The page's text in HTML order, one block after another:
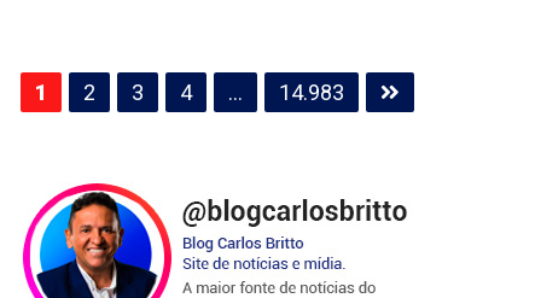
Paginação
de
1 2 3 4 … 14.983